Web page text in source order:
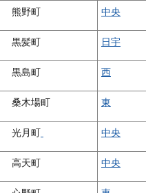
熊野町 中央
黒髪町 日宇
黒島町 西
桑木場町 東
光月町 中央
高天町 中央